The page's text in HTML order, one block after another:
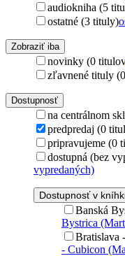
audiokniha (5
ostatné (3 tituly)
Zobraziť iba
novinky (0
zľavnené tituly
Dostupnosť
na centrálnom
predpredaj (0
pripravujeme (0
dostupná (bez
vypredaných)
Dostupnosť v
Banská
Bystrica
Bratislava
- Cubicon